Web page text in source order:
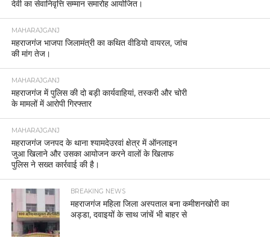
देवी का सेवानिवृत्ति सम्मान समारोह आयोजित।
MAHARAJGANJ
महराजगंज भाजपा जिलामंत्री का कथित वीडियो वायरल, जांच
की मांग तेज।
MAHARAJGANJ
महराजगंज में पुलिस की दो बड़ी कार्यवाहियां, तस्करी और चोरी
के मामलों में आरोपी गिरफ्तार
MAHARAJGANJ
महराजगंज जनपद के थाना श्यामदेउरवां क्षेत्र में ऑनलाइन
जुआ खिलाने और उसका आयोजन करने वालों के खिलाफ
पुलिस ने सख्त कार्रवाई की है।
BREAKING NEWS
महराजगंज महिला जिला अस्पताल बना कमीशनखोरी का
अड्डा, दवाइयों के साथ जांचें भी बाहर से